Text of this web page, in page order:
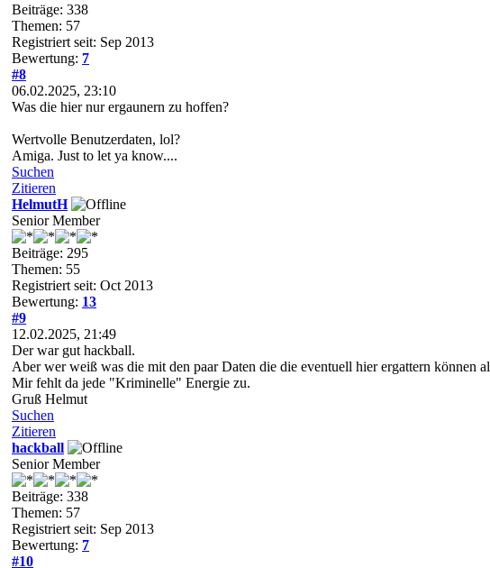
Beiträge: 338
Themen: 57
Registriert seit: Sep 2013
Bewertung: 7
#8
06.02.2025, 23:10
Was die hier nur ergaunern zu hoffen?
Wertvolle Benutzerdaten, lol?
Amiga. Just to let ya know....
Suchen
Zitieren
HelmutH
Senior Member
Beiträge: 295
Themen: 55
Registriert seit: Oct 2013
Bewertung: 13
#9
12.02.2025, 21:49
Der war gut hackball.
Aber wer weiß was die mit den paar Daten die die eventuell hier ergattern können
Mir fehlt da jede "Kriminelle" Energie zu.
Gruß Helmut
Suchen
Zitieren
hackball
Senior Member
Beiträge: 338
Themen: 57
Registriert seit: Sep 2013
Bewertung: 7
#10